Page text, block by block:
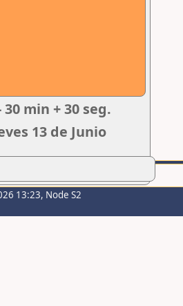
min + 30 seg.
13 de Junio
13:23, Node S2